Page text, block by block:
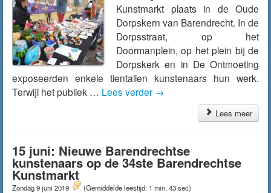
Kunstmarkt plaats in de Oude
Dorpskern van Barendrecht. In de
Dorpsstraat, op het
Doormanplein, op het plein bij de
Dorpskerk en in De Ontmoeting
exposeerden enkele tientallen kunstenaars hun werk.
Terwijl het publiek … Lees verder →
Lees meer
15 juni: Nieuwe Barendrechtse
kunstenaars op de 34ste Barendrechtse
Kunstmarkt
Zondag 9 juni 2019 (Gemiddelde leestijd: 1 min, 43 sec)